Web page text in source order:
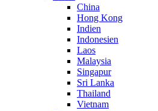
China
Hong Kong
Indien
Indonesien
Laos
Malaysia
Singapur
Sri Lanka
Thailand
Vietnam